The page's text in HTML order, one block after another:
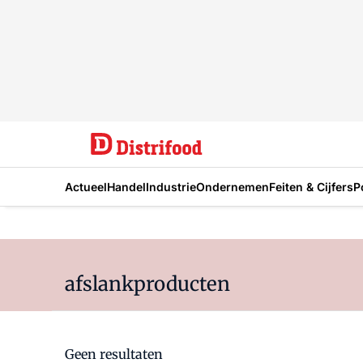
ActueelHandelIndustrieOndernemenFeiten & Cijfers
afslankproducten
Geen resultaten